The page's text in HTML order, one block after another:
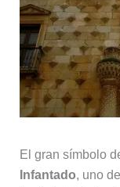
El gran símbolo
Infantado, uno